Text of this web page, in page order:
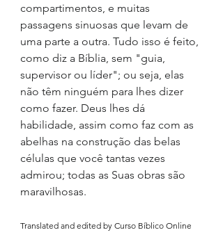
compartimentos, e muitas
passagens sinuosas que levam de
uma parte a outra. Tudo isso é feito,
como diz a Bíblia, sem "guia,
supervisor ou líder"; ou seja, elas
não têm ninguém para lhes dizer
como fazer. Deus lhes dá
habilidade, assim como faz com as
abelhas na construção das belas
células que você tantas vezes
admirou; todas as Suas obras são
maravilhosas.
Translated and edited by Curso Bíblico Online